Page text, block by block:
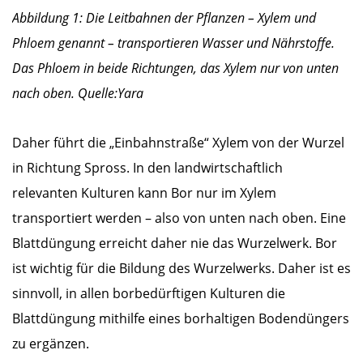
Abbildung 1: Die Leitbahnen der Pflanzen – Xylem und
Phloem genannt – transportieren Wasser und Nährstoffe.
Das Phloem in beide Richtungen, das Xylem nur von unten
nach oben. Quelle:Yara
Daher führt die „Einbahnstraße“ Xylem von der Wurzel
in Richtung Spross. In den landwirtschaftlich
relevanten Kulturen kann Bor nur im Xylem
transportiert werden – also von unten nach oben. Eine
Blattdüngung erreicht daher nie das Wurzelwerk. Bor
ist wichtig für die Bildung des Wurzelwerks. Daher ist es
sinnvoll, in allen borbedürftigen Kulturen die
Blattdüngung mithilfe eines borhaltigen Bodendüngers
zu ergänzen.